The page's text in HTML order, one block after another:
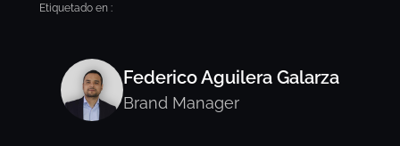
Etiquetado en :
Federico Aguilera Galarza
Brand Manager